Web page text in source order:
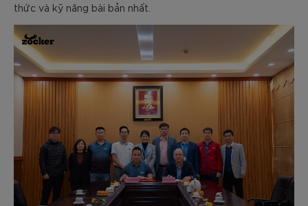
thức và kỹ năng bài bản nhất.